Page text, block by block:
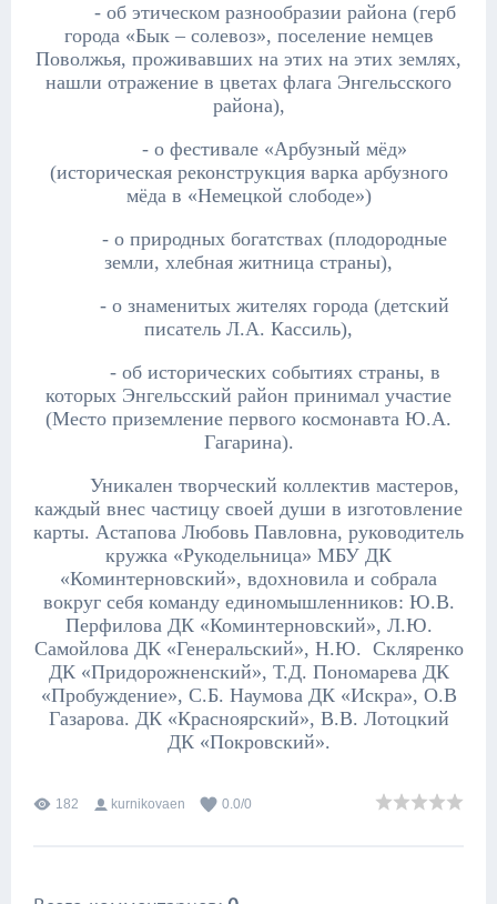
- об этическом разнообразии района (герб
города «Бык – солевоз», поселение немцев
Поволжья, проживавших на этих на этих землях,
нашли отражение в цветах флага Энгельсского
района),
- о фестивале «Арбузный мёд»
(историческая реконструкция варка арбузного
мёда в «Немецкой слободе»)
- о природных богатствах (плодородные
земли, хлебная житница страны),
- о знаменитых жителях города (детский
писатель Л.А. Кассиль),
- об исторических событиях страны, в
которых Энгельсский район принимал участие
(Место приземление первого космонавта Ю.А.
Гагарина).
Уникален творческий коллектив мастеров,
каждый внес частицу своей души в изготовление
карты. Астапова Любовь Павловна, руководитель
кружка «Рукодельница» МБУ ДК
«Коминтерновский», вдохновила и собрала
вокруг себя команду единомышленников: Ю.В.
Перфилова ДК «Коминтерновский», Л.Ю.
Самойлова ДК «Генеральский», Н.Ю. Скляренко
ДК «Придорожненский», Т.Д. Пономарева ДК
«Пробуждение», С.Б. Наумова ДК «Искра», О.В
Газарова. ДК «Красноярский», В.В. Лотоцкий
ДК «Покровский».
182 kurnikovaen 0.0/0